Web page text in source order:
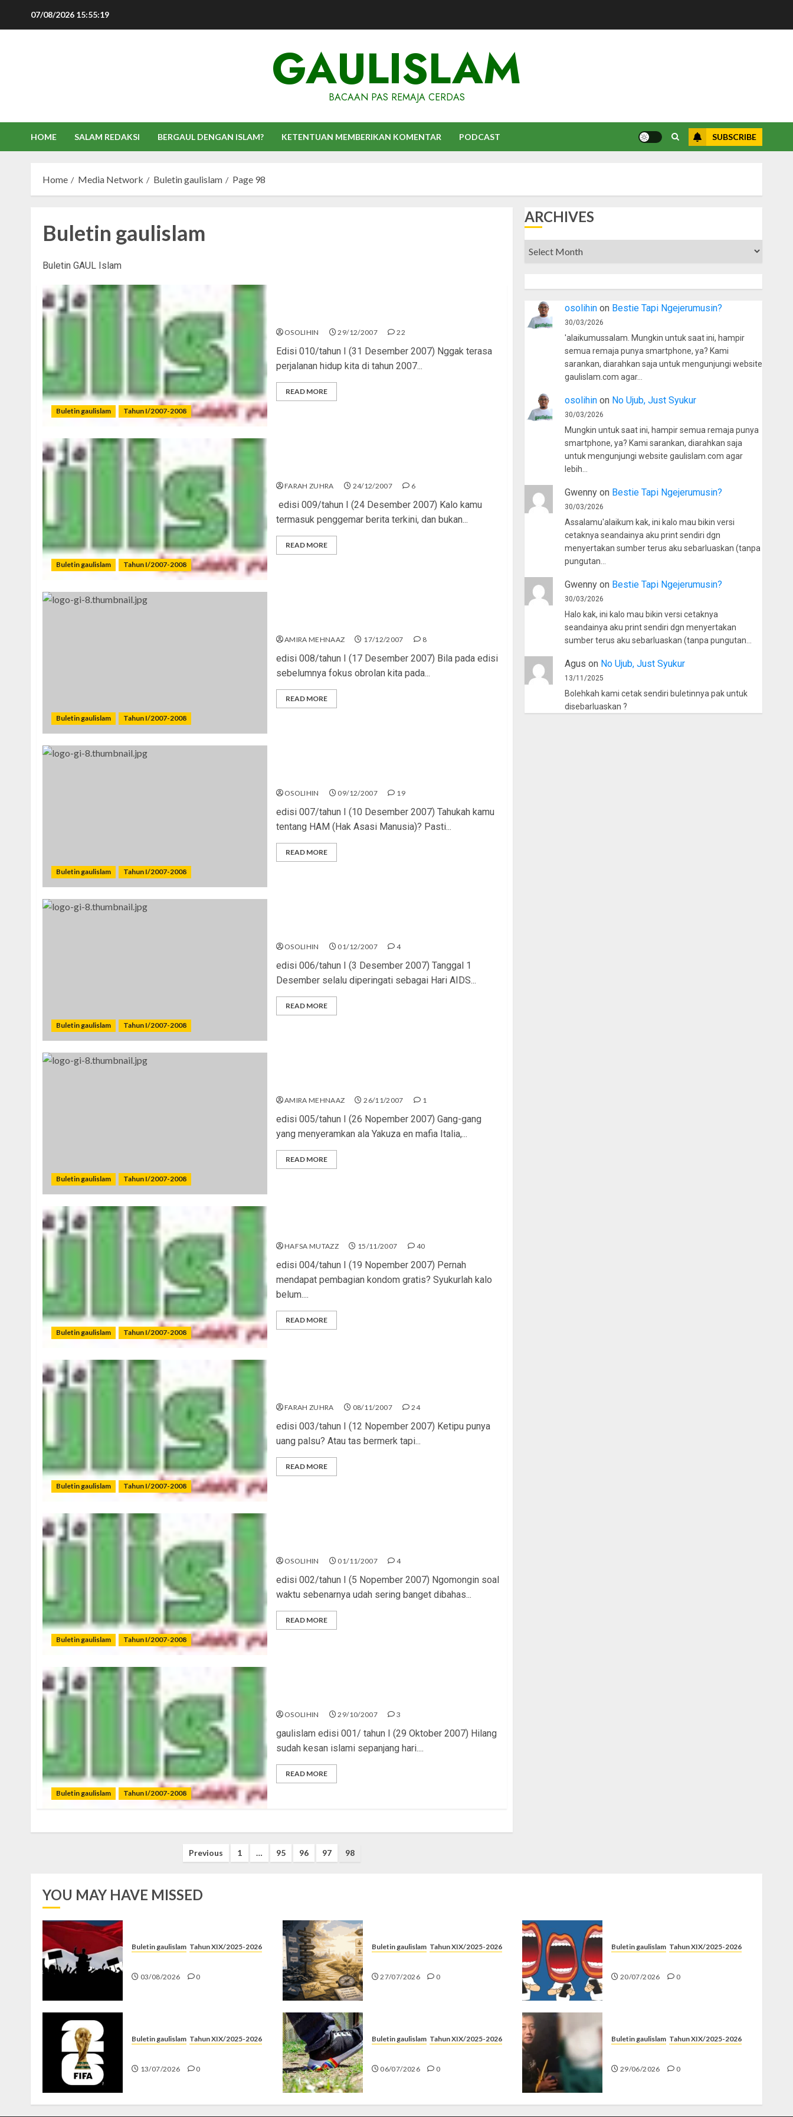
07/08/2026 15:55:20
GAULISLAM
BACAAN PAS REMAJA CERDAS
HOME SALAM REDAKSI BERGAUL DENGAN ISLAM? KETENTUAN MEMBERIKAN KOMENTAR PODCAST SUBSCRIBE
Home Media Network Buletin gaulislam Page 98
Buletin gaulislam
Buletin GAUL Islam
Buletin gaulislam Tahun I/2007-2008
OSOLIHIN 29/12/2007 22
Edisi 010/tahun I (31 Desember 2007) Nggak terasa
perjalanan hidup kita di tahun 2007...
READ MORE
Buletin gaulislam Tahun I/2007-2008
FARAH ZUHRA 24/12/2007 6
edisi 009/tahun I (24 Desember 2007) Kalo kamu
termasuk penggemar berita terkini, dan bukan...
READ MORE
Buletin gaulislam Tahun I/2007-2008
AMIRA MEHNAAZ 17/12/2007 8
edisi 008/tahun I (17 Desember 2007) Bila pada edisi
sebelumnya fokus obrolan kita pada...
READ MORE
Buletin gaulislam Tahun I/2007-2008
OSOLIHIN 09/12/2007 19
edisi 007/tahun I (10 Desember 2007) Tahukah kamu
tentang HAM (Hak Asasi Manusia)? Pasti...
READ MORE
Buletin gaulislam Tahun I/2007-2008
OSOLIHIN 01/12/2007 4
edisi 006/tahun I (3 Desember 2007) Tanggal 1
Desember selalu diperingati sebagai Hari AIDS...
READ MORE
Buletin gaulislam Tahun I/2007-2008
AMIRA MEHNAAZ 26/11/2007 1
edisi 005/tahun I (26 Nopember 2007) Gang-gang
yang menyeramkan ala Yakuza en mafia Italia,...
READ MORE
Buletin gaulislam Tahun I/2007-2008
HAFSA MUTAZZ 15/11/2007 40
edisi 004/tahun I (19 Nopember 2007) Pernah
mendapat pembagian kondom gratis? Syukurlah kalo
belum....
READ MORE
Buletin gaulislam Tahun I/2007-2008
FARAH ZUHRA 08/11/2007 24
edisi 003/tahun I (12 Nopember 2007) Ketipu punya
uang palsu? Atau tas bermerk tapi...
READ MORE
Buletin gaulislam Tahun I/2007-2008
OSOLIHIN 01/11/2007 4
edisi 002/tahun I (5 Nopember 2007) Ngomongin soal
waktu sebenarnya udah sering banget dibahas...
READ MORE
Buletin gaulislam Tahun I/2007-2008
OSOLIHIN 29/10/2007 3
gaulislam edisi 001/ tahun I (29 Oktober 2007) Hilang
sudah kesan islami sepanjang hari....
READ MORE
Previous 1 … 95 96 97 98
ARCHIVES
Archives
osolihinon Bestie Tapi Ngejerumusin?
30/03/2026
'alaikumussalam. Mungkin untuk saat ini, hampir
semua remaja punya smartphone, ya? Kami
sarankan, diarahkan saja untuk mengunjungi website
gaulislam.com agar…
osolihinon No Ujub, Just Syukur
30/03/2026
Mungkin untuk saat ini, hampir semua remaja punya
smartphone, ya? Kami sarankan, diarahkan saja
untuk mengunjungi website gaulislam.com agar
lebih…
Gwennyon Bestie Tapi Ngejerumusin?
30/03/2026
Assalamu'alaikum kak, ini kalo mau bikin versi
cetaknya seandainya aku print sendiri dgn
menyertakan sumber terus aku sebarluaskan (tanpa
pungutan…
Gwennyon Bestie Tapi Ngejerumusin?
30/03/2026
Halo kak, ini kalo mau bikin versi cetaknya
seandainya aku print sendiri dgn menyertakan
sumber terus aku sebarluaskan (tanpa pungutan…
Agus on No Ujub, Just Syukur
13/11/2025
Bolehkah kami cetak sendiri buletinnya pak untuk
disebarluaskan ?
YOU MAY HAVE MISSED
Buletin gaulislam Tahun XIX/2025-2026
03/08/2026 0
Buletin gaulislam Tahun XIX/2025-2026
27/07/2026 0
Buletin gaulislam Tahun XIX/2025-2026
20/07/2026 0
Buletin gaulislam Tahun XIX/2025-2026
13/07/2026 0
Buletin gaulislam Tahun XIX/2025-2026
06/07/2026 0
Buletin gaulislam Tahun XIX/2025-2026
29/06/2026 0